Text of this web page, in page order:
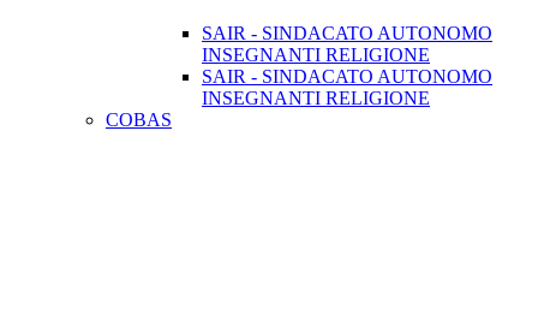
SAIR - SINDACATO AUTONOMO
INSEGNANTI RELIGIONE
SAIR - SINDACATO AUTONOMO
INSEGNANTI RELIGIONE
COBAS